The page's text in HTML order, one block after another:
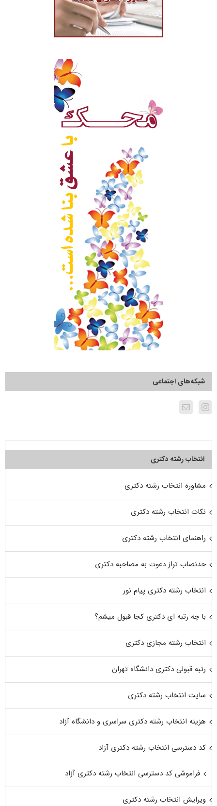
شبکه‌های اجتماعی
انتخاب رشته دکتری
مشاوره انتخاب رشته دکتری
نکات انتخاب رشته دکتری
راهنمای انتخاب رشته دکتری
حدنصاب تراز دعوت به مصاحبه دکتری
انتخاب رشته دکتری پیام نور
با چه رتبه ای دکتری کجا قبول میشم؟
انتخاب رشته مجازی دکتری
رتبه قبولی دکتری دانشگاه تهران
سایت انتخاب رشته دکتری
هزینه انتخاب رشته دکتری سراسری و دانشگاه آزاد
کد دسترسی انتخاب رشته دکتری آزاد
فراموشی کد دسترسی انتخاب رشته دکتری آزاد
ویرایش انتخاب رشته دکتری